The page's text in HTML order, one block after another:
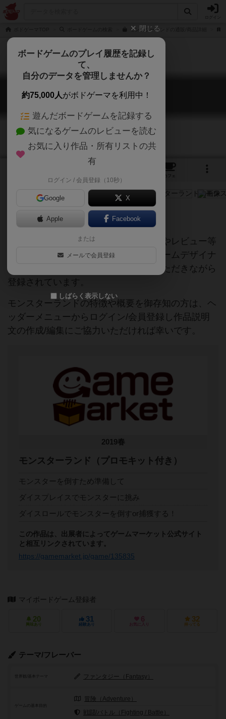
モンスターランドの通販/商品詳細
モンスターランド
Monster Lands
カフェ
ご協力ください
当サイトに掲載されている作品説明文やレビュー等
の情報は、ボドゲーマ運営事務局・ゲームデザイナ
ーご本人様・有志の皆様にご協力をいただきながら
登録されています。
モンスターランドの特徴や概要を御存知の方は、ヘ
ッダーメニューからログイン/会員登録し作品説明
文の作成/編集にご協力いただければ幸いです。
2019春
モンスターランド（プロモキット付き）
モンスターを倒すため準備して
ダイスプレイスでモンスターに挑み
ダイスロールでモンスターを倒すor捕獲する！
この作品は、出展者によってゲームマーケット公式サイト
と相互リンクされています。
https://gamemarket.jp/game/135835
マイボードゲーム登録者
20
興味あり
31
経験あり
6
お気に入り
32
持ってる
テーマ/フレーバー
世界観/基本テーマ ファンタジー（Fantasy）
冒険（Adventure）
戦闘/バトル（Fighting / Battle）
閉じる
ボードゲームのプレイ履歴を記録し
て、
自分のデータを管理しませんか？
約75,000人がボドゲーマを利用中！
遊んだボードゲームを記録する
気になるゲームのレビューを読む
お気に入り作品・所有リストの共
有
ログイン / 会員登録（10秒）
Google X
Apple Facebook
または
メールで会員登録
しばらく表示しない